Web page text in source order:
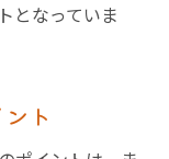
となっていま
ト